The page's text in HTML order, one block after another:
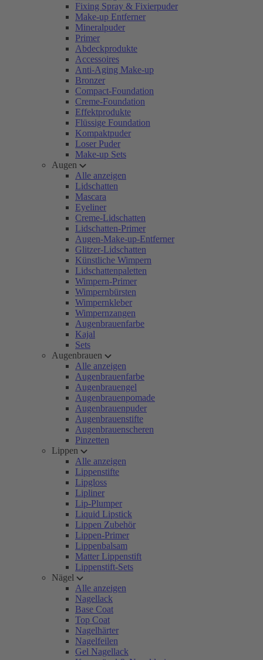
Fixing Spray & Fixierpuder
Make-up Entferner
Mineralpuder
Primer
Abdeckprodukte
Accessoires
Anti-Aging Make-up
Bronzer
Compact-Foundation
Creme-Foundation
Effektprodukte
Flüssige Foundation
Kompaktpuder
Loser Puder
Make-up Sets
Augen
Alle anzeigen
Lidschatten
Mascara
Eyeliner
Creme-Lidschatten
Lidschatten-Primer
Augen-Make-up-Entferner
Glitzer-Lidschatten
Künstliche Wimpern
Lidschattenpaletten
Wimpern-Primer
Wimpernbürsten
Wimpernkleber
Wimpernzangen
Augenbrauenfarbe
Kajal
Sets
Augenbrauen
Alle anzeigen
Augenbrauenfarbe
Augenbrauengel
Augenbrauenpomade
Augenbrauenpuder
Augenbrauenstifte
Augenbrauenscheren
Pinzetten
Lippen
Alle anzeigen
Lippenstifte
Lipgloss
Lipliner
Lip-Plumper
Liquid Lipstick
Lippen Zubehör
Lippen-Primer
Lippenbalsam
Matter Lippenstift
Lippenstift-Sets
Nägel
Alle anzeigen
Nagellack
Base Coat
Top Coat
Nagelhärter
Nagelfeilen
Gel Nagellack